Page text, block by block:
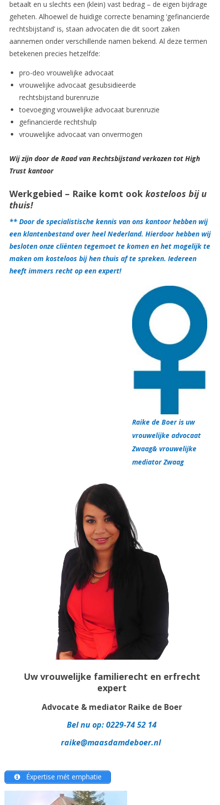
betaalt en u slechts een (klein) vast bedrag – de eigen bijdrage
geheten. Alhoewel de huidige correcte benaming ‘gefinancierde
rechtsbijstand’ is, staan advocaten die dit soort zaken
aannemen onder verschillende namen bekend. Al deze termen
betekenen precies hetzelfde:
pro-deo vrouwelijke advocaat
vrouwelijke advocaat gesubsidieerde
rechtsbijstand burenruzie
toevoeging vrouwelijke advocaat burenruzie
gefinancierde rechtshulp
vrouwelijke advocaat van onvermogen
Wij zijn door de Raad van Rechtsbijstand verkozen tot High
Trust kantoor
Werkgebied – Raike komt ook kosteloos bij u
thuis!
** Door de specialistische kennis van ons kantoor hebben wij
een klantenbestand over heel Nederland. Hierdoor hebben wij
besloten onze cliënten tegemoet te komen en het mogelijk te
maken om kosteloos bij hen thuis af te spreken. Iedereen
heeft immers recht op een expert!
Raike de Boer is uw
vrouwelijke advocaat
Zwaag& vrouwelijke
mediator Zwaag
Uw vrouwelijke familierecht en erfrecht
expert
Advocate & mediator Raike de Boer
Bel nu op:0229-74 52 14
raike@maasdamdeboer.nl
Éxpertise mét emphatie